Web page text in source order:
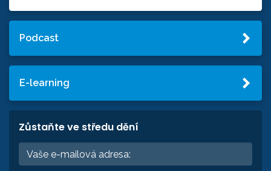
Podcast
E-learning
Zůstaňte ve středu dění